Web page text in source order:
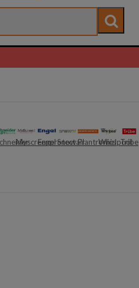
EngelSnowairPlantronicsWhirlpool
Tribe